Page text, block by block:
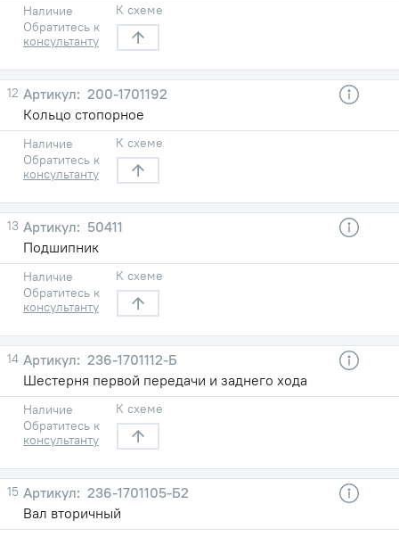
Наличие
Обратитесь к
консультанту
К схеме
12
200-1701192
Кольцо стопорное
Наличие
Обратитесь к
консультанту
К схеме
13
50411
Подшипник
Наличие
Обратитесь к
консультанту
К схеме
14
236-1701112-Б
Шестерня первой передачи и заднего хода
Наличие
Обратитесь к
консультанту
К схеме
15
236-1701105-Б2
Вал вторичный